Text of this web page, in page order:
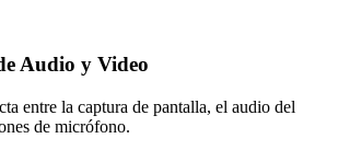
Audio y Video
entre la captura de pantalla, el audio del
de micrófono.